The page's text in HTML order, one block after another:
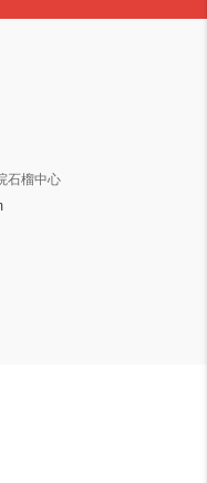
石榴中心